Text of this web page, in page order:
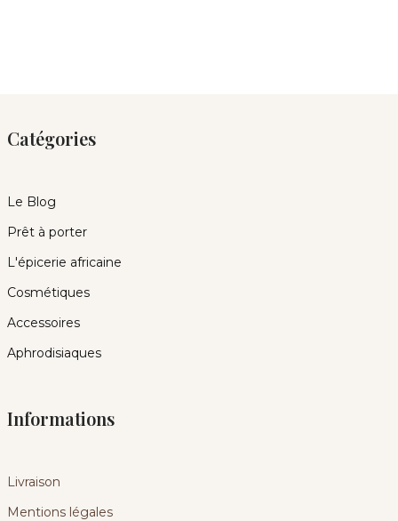
Catégories
Le Blog
Prêt à porter
L'épicerie africaine
Cosmétiques
Accessoires
Aphrodisiaques
Informations
Livraison
Mentions légales